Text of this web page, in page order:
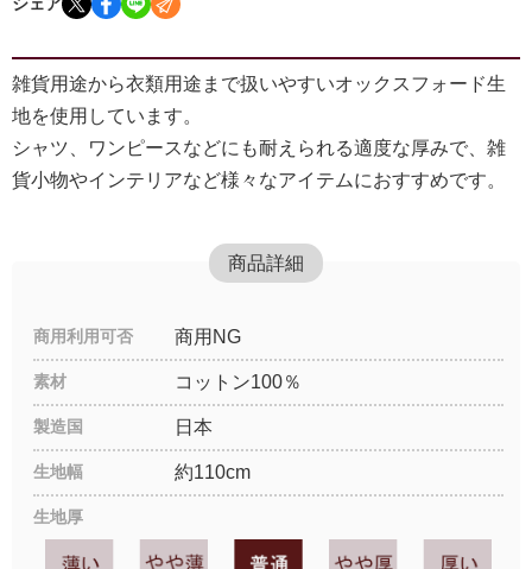
雑貨用途から衣類用途まで扱いやすいオックスフォード生
地を使用しています。
シャツ、ワンピースなどにも耐えられる適度な厚みで、雑
貨小物やインテリアなど様々なアイテムにおすすめです。
商品詳細
商用利用可否 商用NG
素材 コットン100％
製造国 日本
生地幅 約110cm
生地厚